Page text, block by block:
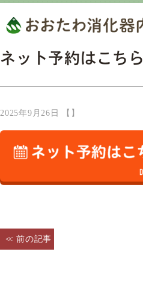
ネット予約はこちら
2025年9月26日 【】
< 前の記事